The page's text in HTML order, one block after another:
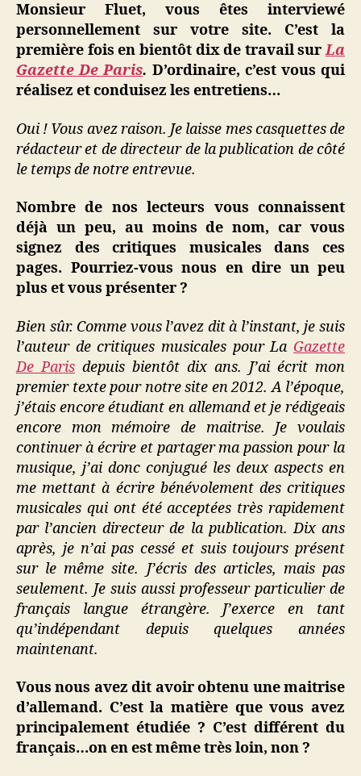
Monsieur Fluet, vous êtes interviewé
personnellement sur votre site. C’est la
première fois en bientôt dix de travail surLa
Gazette De Paris. D’ordinaire, c’est vous qui
réalisez et conduisez les entretiens…
Oui ! Vous avez raison. Je laisse mes casquettes de
rédacteur et de directeur de la publication de côté
le temps de notre entrevue.
Nombre de nos lecteurs vous connaissent
déjà un peu, au moins de nom, car vous
signez des critiques musicales dans ces
pages. Pourriez-vous nous en dire un peu
plus et vous présenter ?
Bien sûr. Comme vous l’avez dit à l’instant, je suis
l’auteur de critiques musicales pour La Gazette
De Paris depuis bientôt dix ans. J’ai écrit mon
premier texte pour notre site en 2012. A l’époque,
j’étais encore étudiant en allemand et je rédigeais
encore mon mémoire de maitrise. Je voulais
continuer à écrire et partager ma passion pour la
musique, j’ai donc conjugué les deux aspects en
me mettant à écrire bénévolement des critiques
musicales qui ont été acceptées très rapidement
par l’ancien directeur de la publication. Dix ans
après, je n’ai pas cessé et suis toujours présent
sur le même site. J’écris des articles, mais pas
seulement. Je suis aussi professeur particulier de
français langue étrangère. J’exerce en tant
qu’indépendant depuis quelques années
maintenant.
Vous nous avez dit avoir obtenu une maitrise
d’allemand. C’est la matière que vous avez
principalement étudiée ? C’est différent du
français…on en est même très loin, non ?